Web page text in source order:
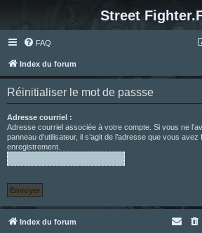
Street
FAQ
Index du forum
Réinitialiser le mot de passse
Adresse courriel :
Adresse courriel associée à votre compte. Si vous ne
panneau d’utilisateur, il s’agit de l’adresse que vous
enregistrement.
Index du forum